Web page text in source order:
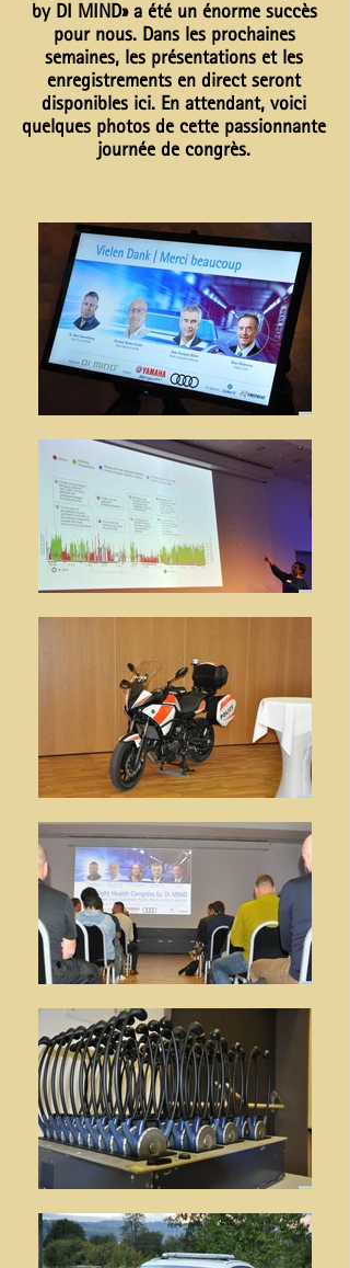
by DI MIND»a été un énorme succès
pour nous. Dans les prochaines
semaines, les présentations et les
enregistrements en direct seront
disponibles ici. En attendant, voici
quelques photos de cette passionnante
journée de congrès.